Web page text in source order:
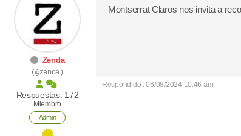
Zenda
(@zenda)
Respuestas: 172
Miembro
Admin
Montserrat Claros nos invita a
Respondido : 06/08/2024 10:46 am